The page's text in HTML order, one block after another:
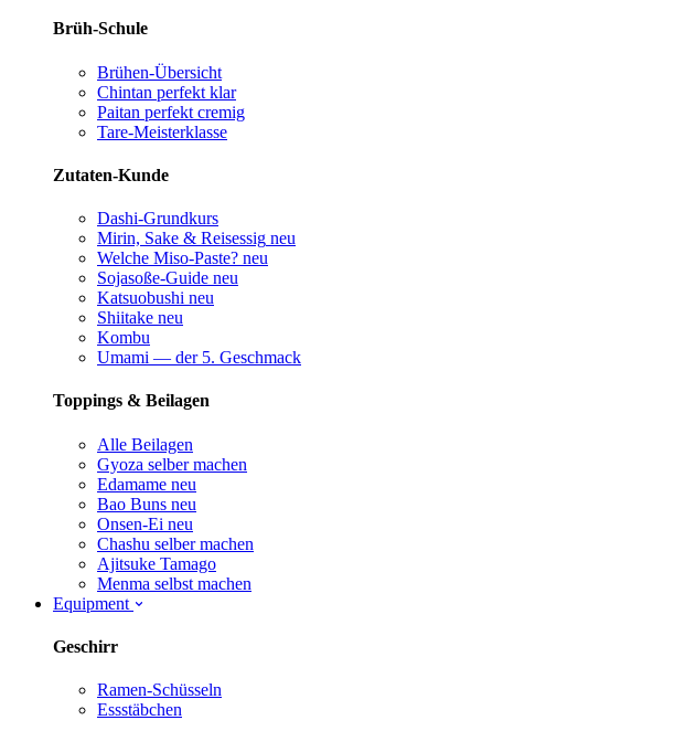
Brüh-Schule
Brühen-Übersicht
Chintan perfekt klar
Paitan perfekt cremig
Tare-Meisterklasse
Zutaten-Kunde
Dashi-Grundkurs
Mirin, Sake & Reisessig neu
Welche Miso-Paste? neu
Sojasoße-Guide neu
Katsuobushi neu
Shiitake neu
Kombu
Umami — der 5. Geschmack
Toppings & Beilagen
Alle Beilagen
Gyoza selber machen
Edamame neu
Bao Buns neu
Onsen-Ei neu
Chashu selber machen
Ajitsuke Tamago
Menma selbst machen
Equipment
Geschirr
Ramen-Schüsseln
Essstäbchen